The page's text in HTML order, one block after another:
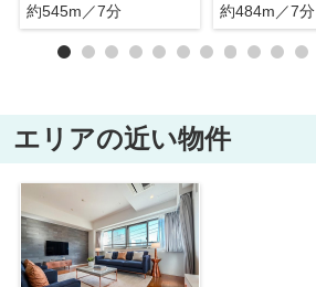
約545m／7分
約484m／7分
エリアの近い物件